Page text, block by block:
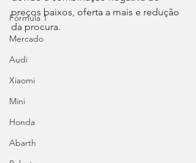
Fórmula 1
Mercado
Audi
Xiaomi
Mini
Honda
Abarth
preços baixos, oferta a mais e redução
da procura.